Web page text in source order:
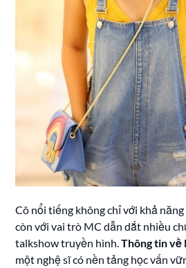
Cô nổi tiếng không chỉ với khả
còn với vai trò MC dẫn dắt nhiều
talkshow truyền hình.Thông tin về
một nghệ sĩ có nền tảng học vấn